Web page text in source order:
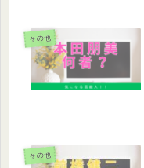
その他
その他